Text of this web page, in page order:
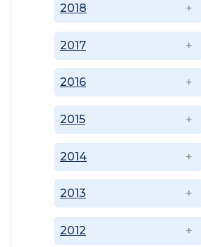
2012
2013
2014
2015
2016
2017
2018